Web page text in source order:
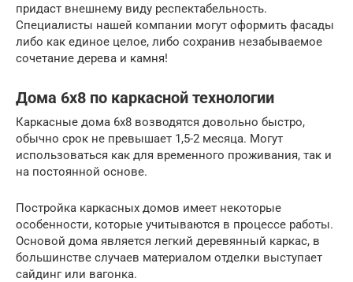
придаст внешнему виду респектабельность.
Специалисты нашей компании могут оформить фасады
либо как единое целое, либо сохранив незабываемое
сочетание дерева и камня!
Дома 6х8 по каркасной технологии
Каркасные дома 6х8 возводятся довольно быстро,
обычно срок не превышает 1,5-2 месяца. Могут
использоваться как для временного проживания, так и
на постоянной основе.
Постройка каркасных домов имеет некоторые
особенности, которые учитываются в процессе работы.
Основой дома является легкий деревянный каркас, в
большинстве случаев материалом отделки выступает
сайдинг или вагонка.